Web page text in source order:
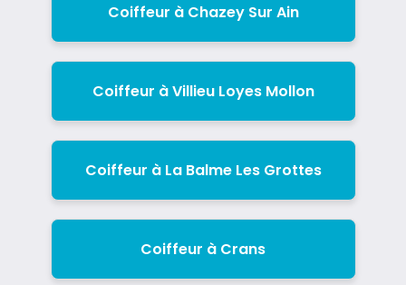
Coiffeur à Chazey Sur Ain
Coiffeur à Villieu Loyes Mollon
Coiffeur à La Balme Les Grottes
Coiffeur à Crans